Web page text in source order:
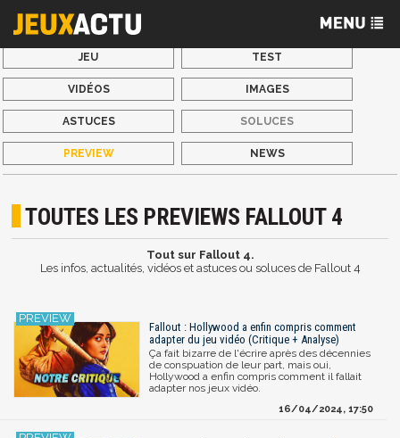
JEU TEST
VIDÉOS IMAGES
ASTUCES SOLUCES
PREVIEW NEWS
TOUTES LES PREVIEWS FALLOUT 4
Tout sur Fallout 4.
Les infos, actualités, vidéos et astuces ou soluces de Fallout 4
Fallout : Hollywood a enfin compris comment
adapter du jeu vidéo (Critique + Analyse)
Ça fait bizarre de l'écrire après des décennies
de conspuation de leur part, mais oui,
Hollywood a enfin compris comment il fallait
adapter nos jeux vidéo.
16/04/2024, 17:50